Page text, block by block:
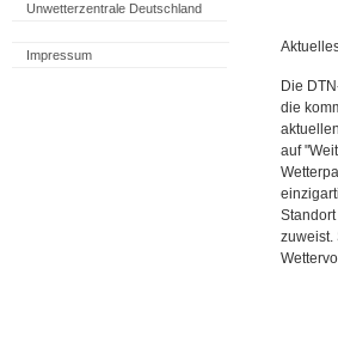
Unwetterzentrale Deutschland
Impressum
Die
die
auf
zuweist.